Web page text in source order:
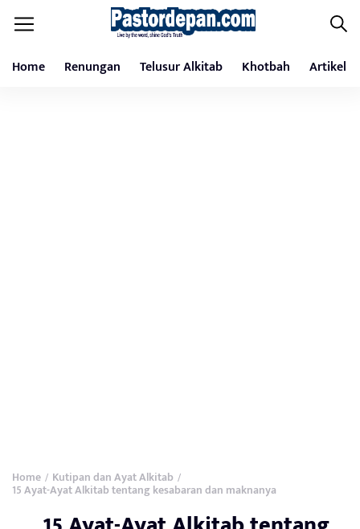
Home Renungan Telusur Alkitab Khotbah Artikel
Home / Kutipan dan Ayat Alkitab /
15 Ayat-Ayat Alkitab tentang kesabaran dan maknanya